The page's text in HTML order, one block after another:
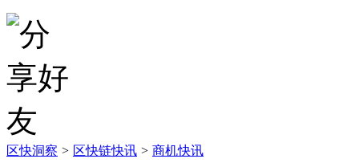
区快洞察 > 区快链快讯 > 商机快讯